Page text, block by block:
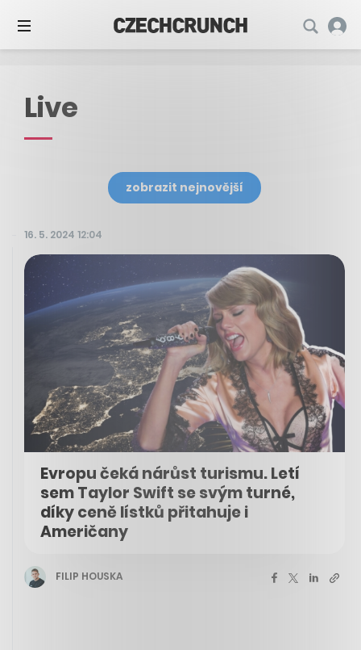
Live
zobrazit nejnovější
16. 5. 2024 12:04
Evropu čeká nárůst turismu. Letí
sem Taylor Swift se svým turné,
díky ceně lístků přitahuje i
Američany
FILIP HOUSKA